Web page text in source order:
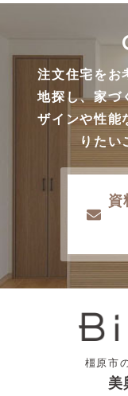
注文住宅をお
地探し、家づ
ザインや性能
りたい
資
橿原市
美